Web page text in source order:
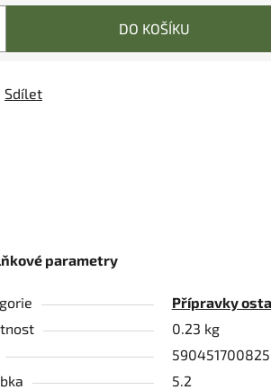
DO KOŠÍKU
Sdílet
parametry
Přípravky
0.23 kg
5.2